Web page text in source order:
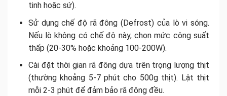
tinh hoặc sứ).
Sử dụng chế độ rã đông (Defrost) của lò vi sóng.
Nếu lò không có chế độ này, chọn mức công suất
thấp (20-30% hoặc khoảng 100-200W).
Cài đặt thời gian rã đông dựa trên trọng lượng thịt
(thường khoảng 5-7 phút cho 500g thịt). Lật thịt
mỗi 2-3 phút để đảm bảo rã đông đều.